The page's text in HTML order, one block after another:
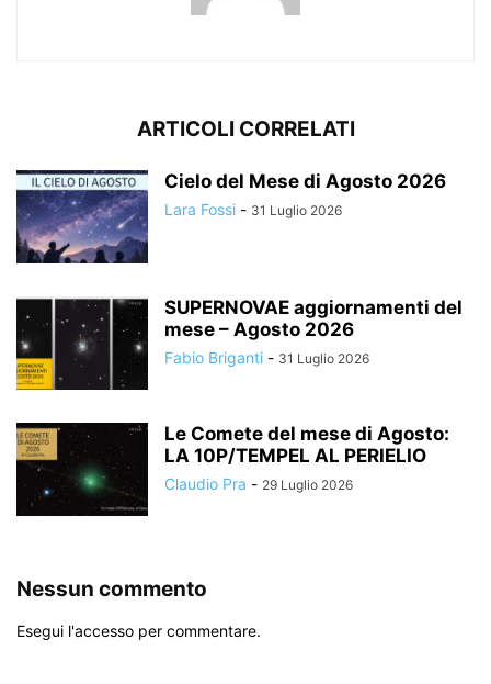
ARTICOLI CORRELATI
Cielo del Mese di Agosto 2026
Lara Fossi - 31 Luglio 2026
SUPERNOVAE aggiornamenti del
mese – Agosto 2026
Fabio Briganti - 31 Luglio 2026
Le Comete del mese di Agosto:
LA 10P/TEMPEL AL PERIELIO
Claudio Pra - 29 Luglio 2026
Nessun commento
Esegui l'accesso per commentare.